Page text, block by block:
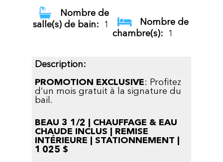
Nombre de
salle(s) de bain:
1
Nombre de
chambre(s):
1
Description:
PROMOTION EXCLUSIVE: Profitez
d’un mois gratuit à la signature du
bail.
BEAU 3 1/2 | CHAUFFAGE & EAU
CHAUDE INCLUS | REMISE
INTÉRIEURE | STATIONNEMENT |
1 025 $